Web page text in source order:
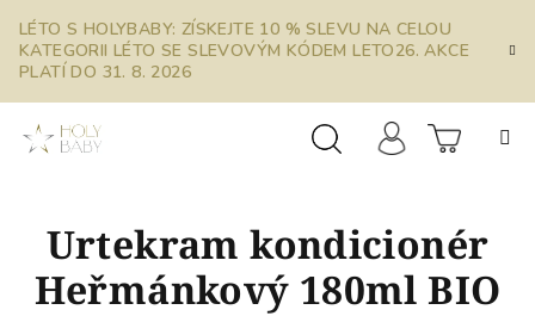
obsah
LÉTO S HOLYBABY: ZÍSKEJTE 10 % SLEVU NA CELOU
KATEGORII LÉTO SE SLEVOVÝM KÓDEM LETO26. AKCE
PLATÍ DO 31. 8. 2026
košík
Urtekram kondicionér
Heřmánkový 180ml BIO